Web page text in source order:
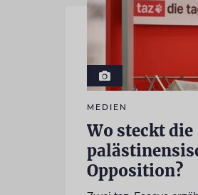
MEDIEN
Wo steckt die
Opposition?